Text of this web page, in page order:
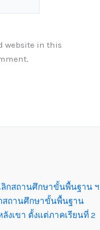
website in this
ลิกสถานศึกษาขั้นพื้นฐาน ฯ
สถานศึกษาขั้นพื้นฐาน
งเขา ตั้งแต่ภาคเรียนที่ 2